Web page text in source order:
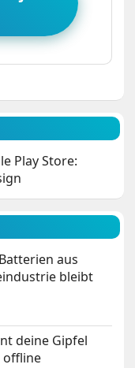
Play Store:
aus
bleibt
deine Gipfel